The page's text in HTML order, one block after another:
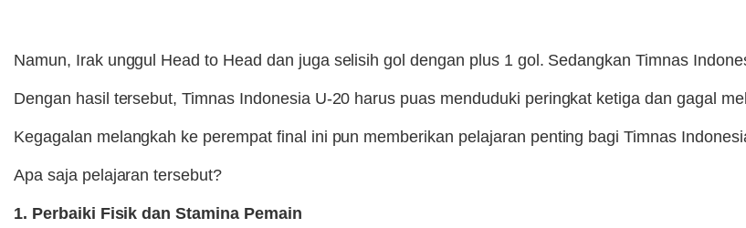
Namun, Irak unggul Head to Head dan juga selisih gol dengan plus 1 gol. Sedangkan Timnas
Dengan hasil tersebut, Timnas Indonesia U-20 harus puas menduduki peringkat ketiga dan gagal
Kegagalan melangkah ke perempat final ini pun memberikan pelajaran penting bagi Timnas
Apa saja pelajaran tersebut?
1. Perbaiki Fisik dan Stamina Pemain